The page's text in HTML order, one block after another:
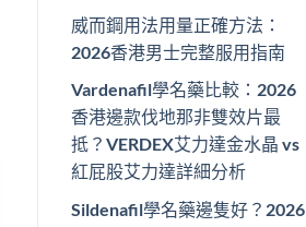
威而鋼用法用量正確方法：
2026香港男士完整服用指南
Vardenafil學名藥比較：2026
香港邊款伐地那非雙效片最
抵？VERDEX艾力達金水晶 vs
紅屁股艾力達詳細分析
Sildenafil學名藥邊隻好？2026